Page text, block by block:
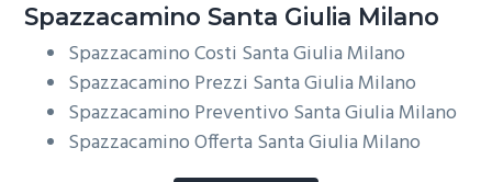
Spazzacamino Santa Giulia Milano
Spazzacamino Costi Santa Giulia Milano
Spazzacamino Prezzi Santa Giulia Milano
Spazzacamino Preventivo Santa Giulia Milano
Spazzacamino Offerta Santa Giulia Milano